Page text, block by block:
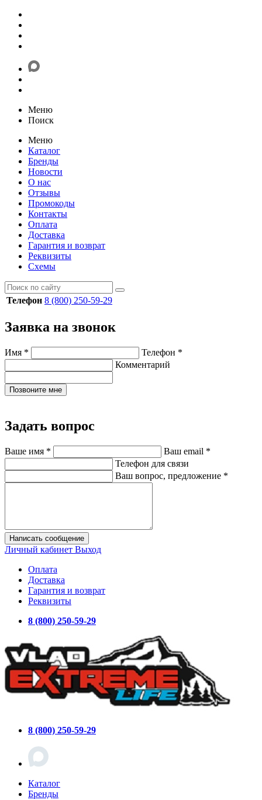
Меню
Поиск
Меню
Каталог
Бренды
Новости
О нас
Отзывы
Промокоды
Контакты
Оплата
Доставка
Гарантия и возврат
Реквизиты
Схемы
Телефон 8 (800) 250-59-29
Заявка на звонок
Имя * Телефон *
Комментарий
Позвоните мне
Задать вопрос
Ваше имя * Ваш email *
Телефон для связи
Ваш вопрос, предложение *
Написать сообщение
Личный кабинет Выход
Оплата
Доставка
Гарантия и возврат
Реквизиты
8 (800) 250-59-29
8 (800) 250-59-29
Каталог
Бренды